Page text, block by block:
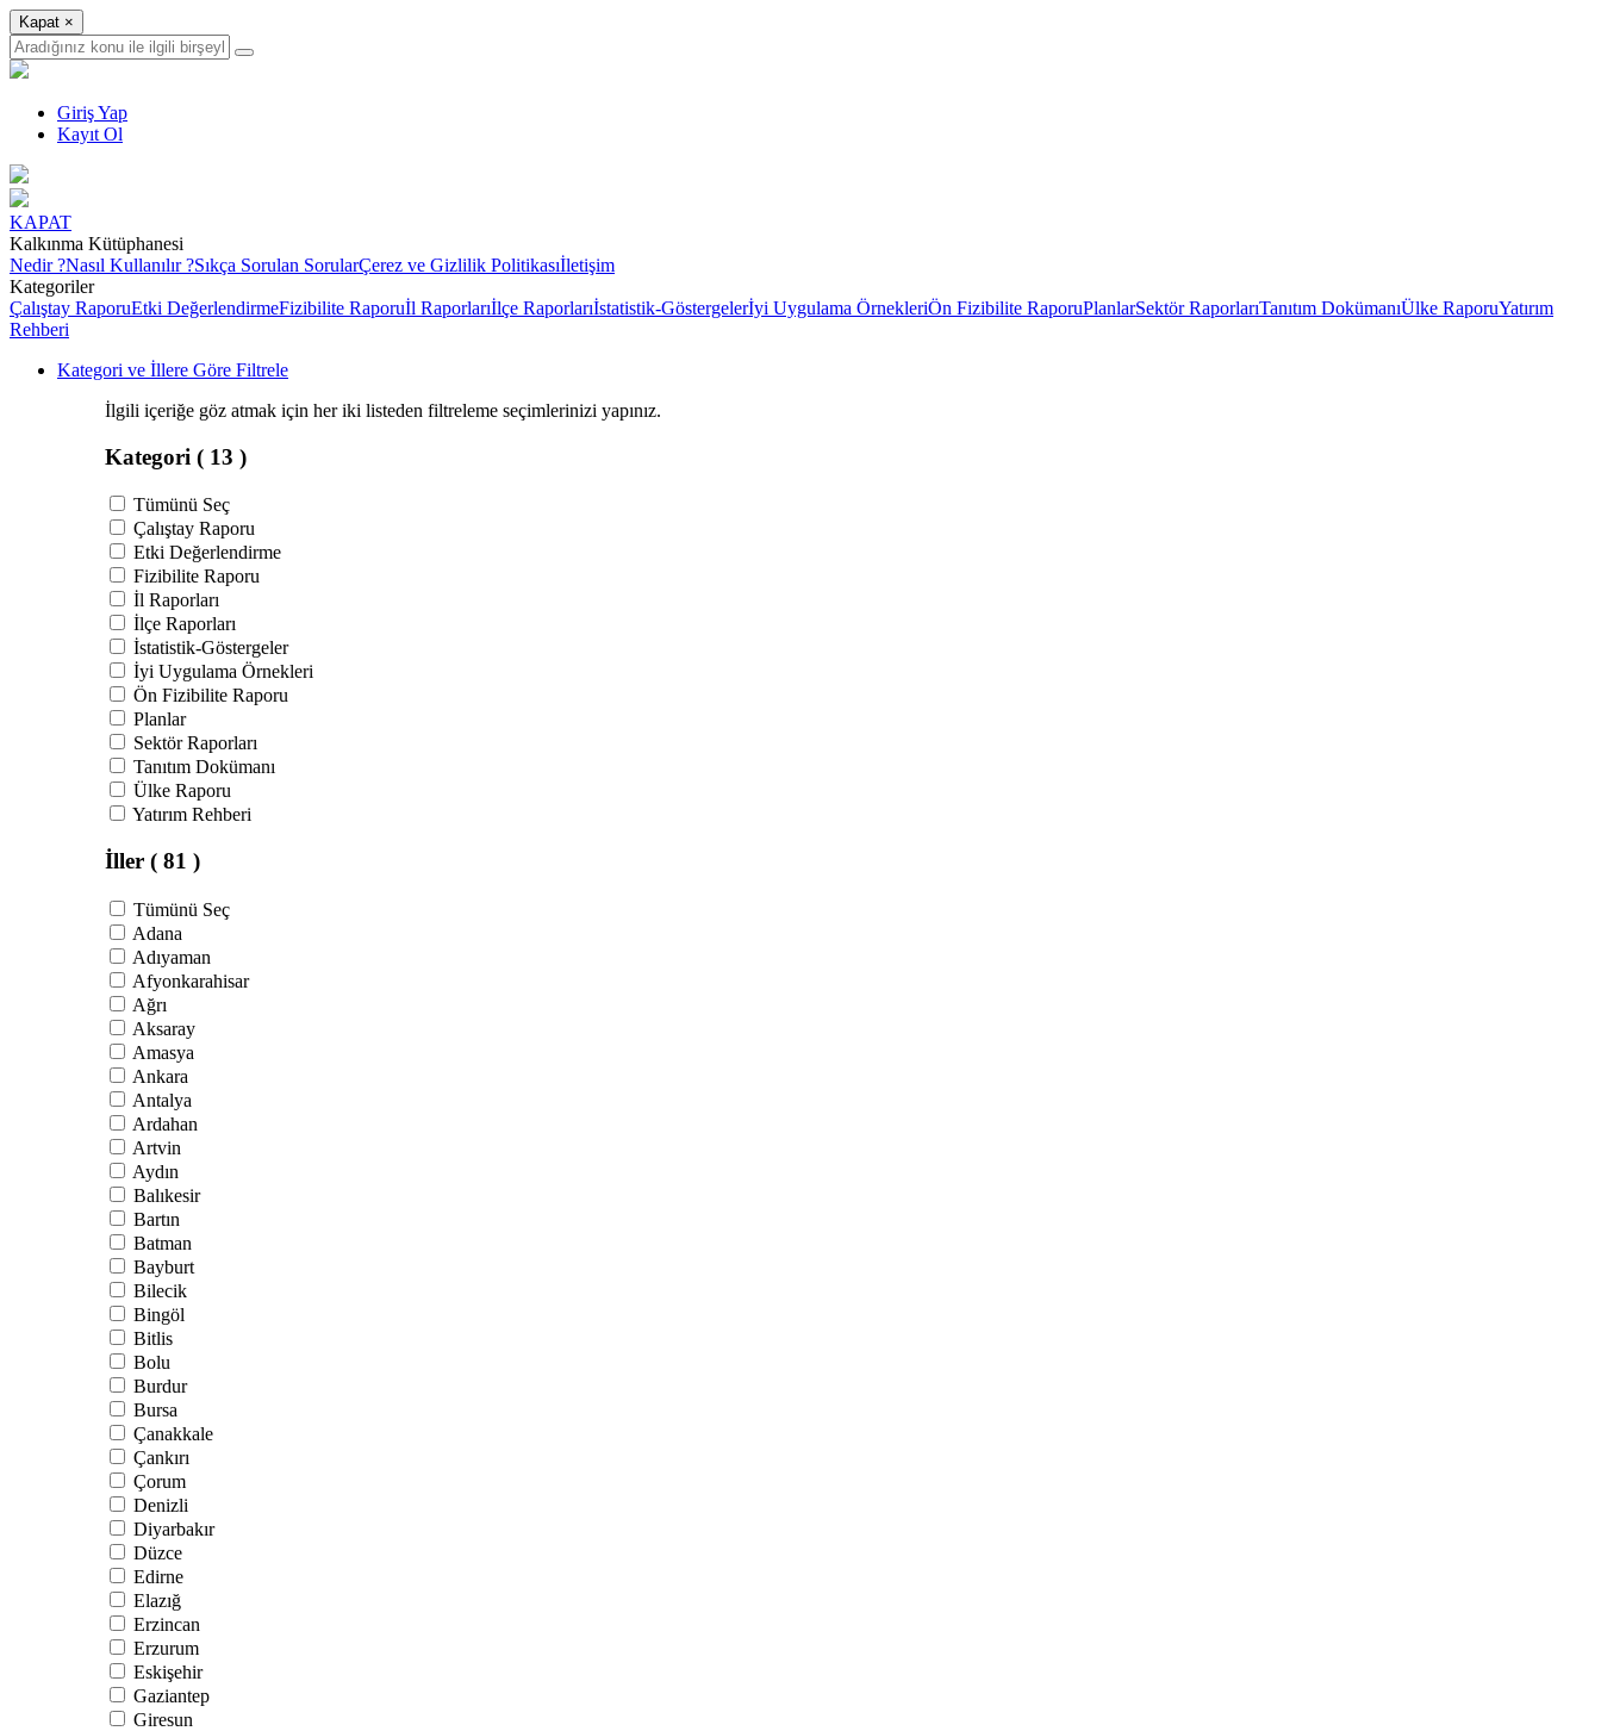
Kapat ×
Giriş Yap
Kayıt Ol
KAPAT
Kalkınma Kütüphanesi
Nedir ?Nasıl Kullanılır ?Sıkça Sorulan SorularÇerez ve Gizlilik Politikasıİletişim
Kategoriler
Çalıştay RaporuEtki DeğerlendirmeFizibilite Raporuİl Raporlarıİlçe Raporlarıİstatistik-Göstergelerİyi Uygulama ÖrnekleriÖn Fizibilite RaporuPlanlarSektör RaporlarıTanıtım DokümanıÜlke RaporuYatırım
Rehberi
Kategori ve İllere Göre Filtrele
İlgili içeriğe göz atmak için her iki listeden filtreleme seçimlerinizi yapınız.
Kategori ( 13 )
Tümünü Seç
Çalıştay Raporu
Etki Değerlendirme
Fizibilite Raporu
İl Raporları
İlçe Raporları
İstatistik-Göstergeler
İyi Uygulama Örnekleri
Ön Fizibilite Raporu
Planlar
Sektör Raporları
Tanıtım Dokümanı
Ülke Raporu
Yatırım Rehberi
İller ( 81 )
Tümünü Seç
Adana
Adıyaman
Afyonkarahisar
Ağrı
Aksaray
Amasya
Ankara
Antalya
Ardahan
Artvin
Aydın
Balıkesir
Bartın
Batman
Bayburt
Bilecik
Bingöl
Bitlis
Bolu
Burdur
Bursa
Çanakkale
Çankırı
Çorum
Denizli
Diyarbakır
Düzce
Edirne
Elazığ
Erzincan
Erzurum
Eskişehir
Gaziantep
Giresun